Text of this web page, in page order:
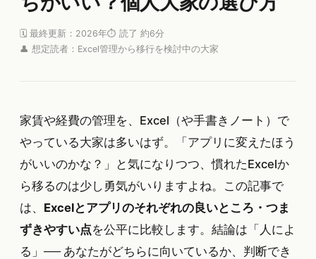
🗓 最終更新：2026年⏱ 読了 約6分
👤 想定読者：Excel管理から移行を検討中の大家
家賃や経費の管理を、Excel（や手書きノート）で
やっている大家は多いはず。「アプリに変えたほう
がいいのかな？」と気になりつつ、慣れたExcelか
ら移るのは少し勇気がいりますよね。この記事で
は、 Excelとアプリのそれぞれの良いところ・つま
ずきやすい点を公平に比較します。結論は「人によ
る」── あなたがどちらに向いているか、判断でき